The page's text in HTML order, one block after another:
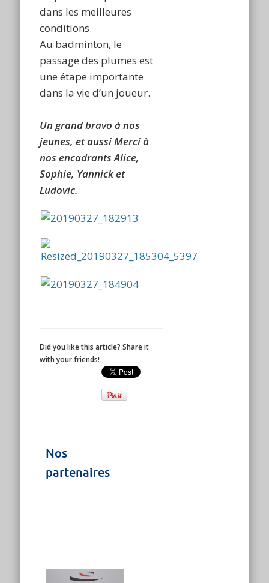
dans les meilleures
conditions.
Au badminton, le
passage des plumes est
une étape importante
dans la vie d’un joueur.
Un grand bravo à nos
jeunes, et aussi Merci à
nos encadrants Alice,
Sophie, Yannick et
Ludovic.
Did you like this article? Share it
with your friends!
Nos
partenaires